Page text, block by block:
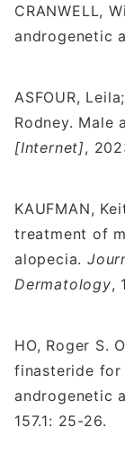
CRANWELL,
androgenetic
ASFOUR,
Rodney. Male
[Internet],
KAUFMAN,
treatment of
alopecia.
Dermatology,
HO, Roger S.
finasteride
androgenetic
157.1: 25-26.